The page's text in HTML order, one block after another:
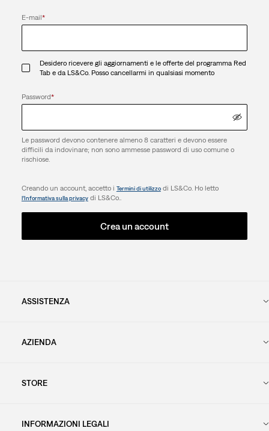
E-mail*
Desidero ricevere gli aggiornamenti e le offerte del programma Red
Tab e da LS&Co. Posso cancellarmi in qualsiasi momento
Password*
Le password devono contenere almeno 8 caratteri e devono essere
difficili da indovinare; non sono ammesse password di uso comune o
rischiose.
Creando un account, accetto i Termini di utilizzodi LS&Co. Ho letto
l’Informativa sulla privacydi LS&Co..
Crea un account
ASSISTENZA
AZIENDA
STORE
INFORMAZIONI LEGALI